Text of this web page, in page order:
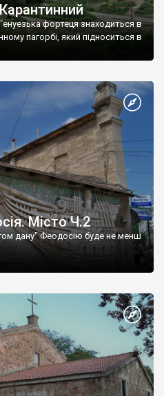
фортеця знаходиться в
пагорбі, який підноситься в
Місто Ч.2
дану" Феодосію буде не менш